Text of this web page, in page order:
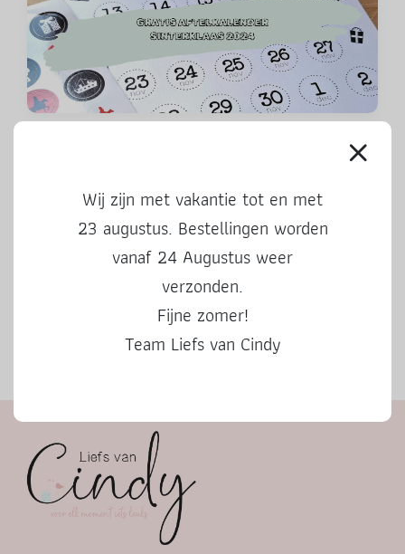
Wij zijn met vakantie tot en met
23 augustus. Bestellingen worden
vanaf 24 Augustus weer
verzonden.
Fijne zomer!
Team Liefs van Cindy